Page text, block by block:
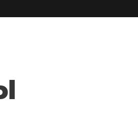
Авторский надзор
квартир